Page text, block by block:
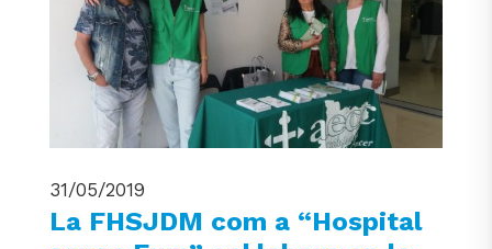
31/05/2019
La FHSJDM com a “Hospital